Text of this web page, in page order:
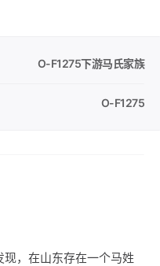
O-F1275下游马氏家族
O-F1275
，在山东存在一个马姓